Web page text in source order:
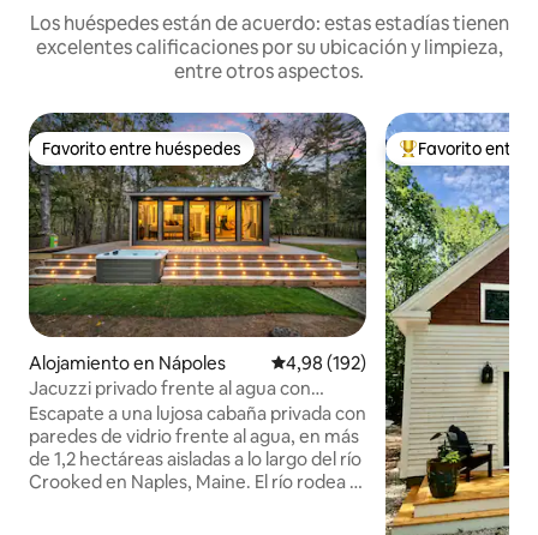
Los huéspedes están de acuerdo: estas estadías tienen
excelentes calificaciones por su ubicación y limpieza,
entre otros aspectos.
Favorito entre huéspedes
Favorito entre huéspedes
Alojamiento en Nápoles Calificación promedio: 4,98 de
4,98 (192)
Jacuzzi privado frente al agua con
diseñador de LUX - Aislado
Escapate a una lujosa cabaña privada con
paredes de vidrio frente al agua, en más
de 1,2 hectáreas aisladas a lo largo del río
Crooked en Naples, Maine. El río rodea el
Favorito entre
Favorito entre